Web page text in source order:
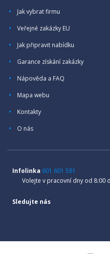
Jak vybrat firmu
Veřejné zakázky EU
Jak připravit nabídku
Garance získání zakázky
Nápověda a FAQ
Mapa webu
Kontakty
O nás
Infolinka 601 601 581
Volejte v pracovní dny od 8:00
Sledujte nás